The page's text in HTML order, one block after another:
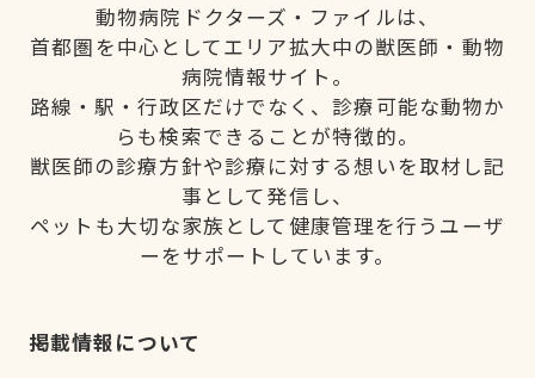
動物病院ドクターズ・ファイルは、
首都圏を中心としてエリア拡大中の獣医師・動物
病院情報サイト。
路線・駅・行政区だけでなく、診療可能な動物か
らも検索できることが特徴的。
獣医師の診療方針や診療に対する想いを取材し記
事として発信し、
ペットも大切な家族として健康管理を行うユーザ
ーをサポートしています。
掲載情報について